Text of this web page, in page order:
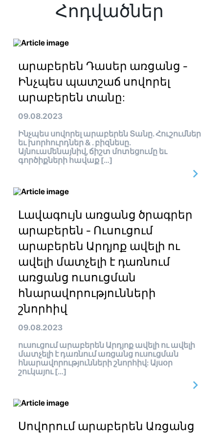
Հոդվածներ
արաբերեն Դասեր առցանց -
Ինչպես պատշաճ սովորել
արաբերեն տանը:
09.08.2023
Ինչպես սովորել արաբերեն Տանը. Հուշումներ
եւ խորհուրդներ & . բիզնեսը.
Այնուամենայնիվ, ճիշտ մոտեցումը եւ
գործիքների հավաք […]
Լավագույն առցանց ծրագրեր
արաբերեն - Ուսուցում
արաբերեն Արդյոք ավելի ու
ավելի մատչելի է դառնում
առցանց ուսուցման
հնարավորությունների
շնորհիվ
09.08.2023
ուսուցում արաբերեն Արդյոք ավելի ու ավելի
մատչելի է դառնում առցանց ուսուցման
հնարավորությունների շնորհիվ: Այսօր
շուկայու […]
Սովորում արաբերեն Առցանց